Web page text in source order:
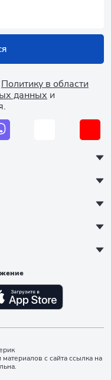
Политику в области
данных и
с сайта ссылка на